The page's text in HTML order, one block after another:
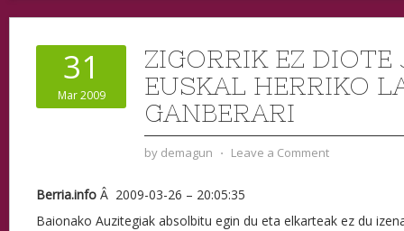
31
Mar 2009
ZIGORRIK EZ DIOTE
EUSKAL HERRIKO
GANBERARI
by demagun ⋅ Leave a Comment
Berria.info Â 2009-03-26 – 20:05:35
Baionako Auzitegiak absolbitu egin du eta elkarteak ez du